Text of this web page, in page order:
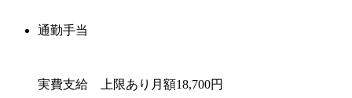
通勤手当
実費支給 上限あり月額18,700円